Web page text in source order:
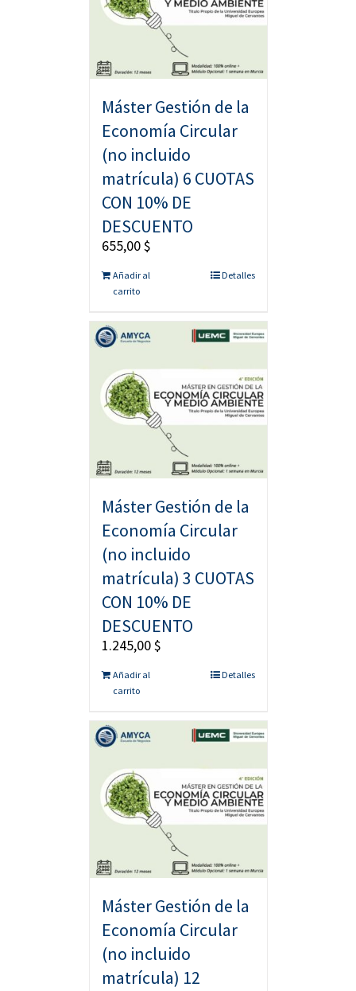
Máster Gestión de la
Economía Circular
(no incluido
matrícula) 6 CUOTAS
CON 10% DE
DESCUENTO
655,00$
Añadir al
carrito
Detalles
Máster Gestión de la
Economía Circular
(no incluido
matrícula) 3 CUOTAS
CON 10% DE
DESCUENTO
1.245,00$
Añadir al
carrito
Detalles
Máster Gestión de la
Economía Circular
(no incluido
matrícula) 12